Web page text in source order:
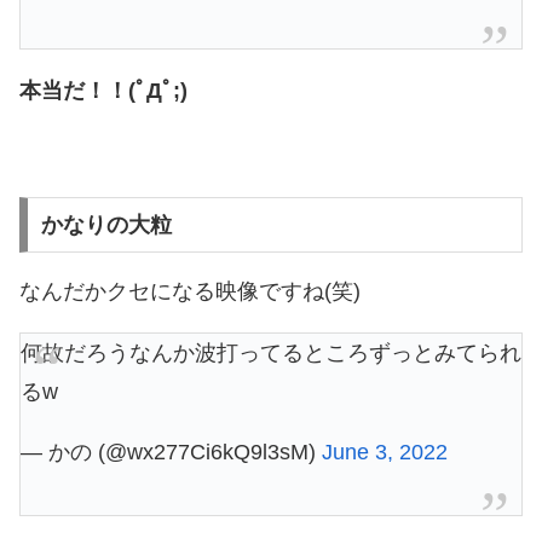
本当だ！！(ﾟДﾟ;)
かなりの大粒
なんだかクセになる映像ですね(笑)
何故だろうなんか波打ってるところずっとみてられ
るw
— かの (@wx277Ci6kQ9l3sM) June 3, 2022